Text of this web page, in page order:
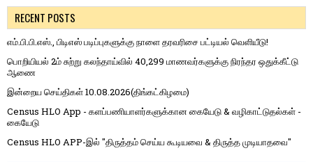
RECENT POSTS
எம்.பி.பி.எஸ்., பிடிஎஸ் படிப்புகளுக்கு நாளை தரவரிசை பட்டியல் வெளியீடு!
பொறியியல் 2ம் சுற்று கலந்தாய்வில் 40,299 மாணவர்களுக்கு நிரந்தர ஒதுக்கீட்டு
ஆணை
இன்றைய செய்திகள் 10.08.2026(திங்கட்கிழமை)
Census HLO App - களப்பணியாளர்களுக்கான கையேடு & வழிகாட்டுதல்கள் -
கையேடு
Census HLO APP-இல் "திருத்தம் செய்ய கூடியவை & திருத்த முடியாதவை"